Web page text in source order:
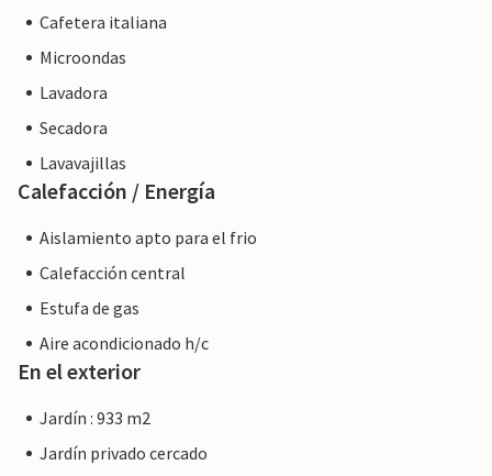
Cafetera italiana
Microondas
Lavadora
Secadora
Lavavajillas
Calefacción / Energía
Aislamiento apto para el frio
Calefacción central
Estufa de gas
Aire acondicionado h/c
En el exterior
Jardín : 933 m2
Jardín privado cercado